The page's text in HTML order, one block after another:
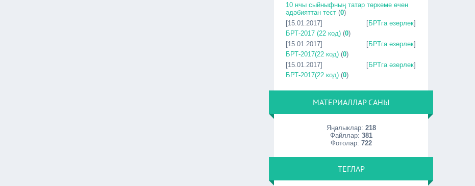
10 нчы сыйныфның татар төркеме өчен
әдәбияттан тест (0)
[15.01.2017]
[БРТга әзерлек]
БРТ-2017 (22 код) (0)
[15.01.2017]
[БРТга әзерлек]
БРТ-2017(22 код) (0)
[15.01.2017]
[БРТга әзерлек]
БРТ-2017(22 код) (0)
МАТЕРИАЛЛАР САНЫ
Яңалыклар: 218
Файллар: 381
Фотолар: 722
ТЕГЛАР